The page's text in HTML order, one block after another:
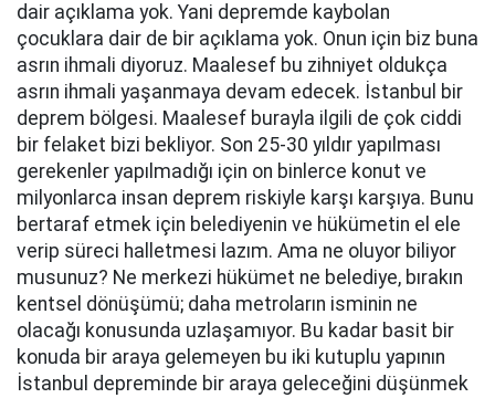
dair açıklama yok. Yani depremde kaybolan
çocuklara dair de bir açıklama yok. Onun için biz buna
asrın ihmali diyoruz. Maalesef bu zihniyet oldukça
asrın ihmali yaşanmaya devam edecek. İstanbul bir
deprem bölgesi. Maalesef burayla ilgili de çok ciddi
bir felaket bizi bekliyor. Son 25-30 yıldır yapılması
gerekenler yapılmadığı için on binlerce konut ve
milyonlarca insan deprem riskiyle karşı karşıya. Bunu
bertaraf etmek için belediyenin ve hükümetin el ele
verip süreci halletmesi lazım. Ama ne oluyor biliyor
musunuz? Ne merkezi hükümet ne belediye, bırakın
kentsel dönüşümü; daha metroların isminin ne
olacağı konusunda uzlaşamıyor. Bu kadar basit bir
konuda bir araya gelemeyen bu iki kutuplu yapının
İstanbul depreminde bir araya geleceğini düşünmek